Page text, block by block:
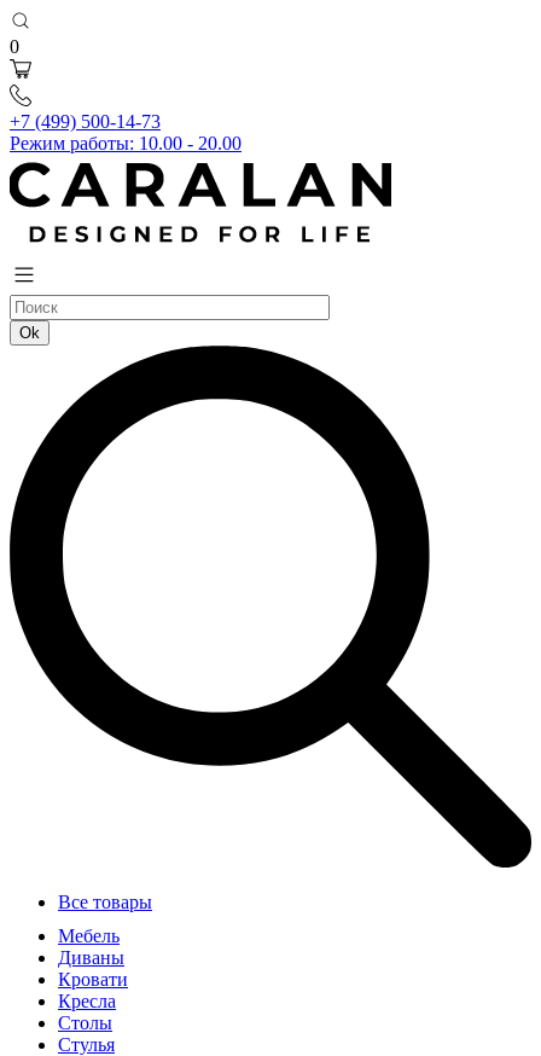
0
+7 (499) 500-14-73
Режим работы: 10.00 - 20.00
Все товары
Мебель
Диваны
Кровати
Кресла
Столы
Стулья